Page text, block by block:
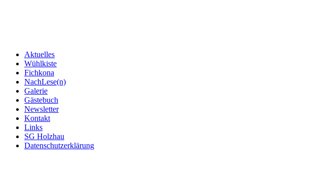
Aktuelles
Wühlkiste
Fichkona
NachLese(n)
Galerie
Gästebuch
Newsletter
Kontakt
Links
SG Holzhau
Datenschutzerklärung